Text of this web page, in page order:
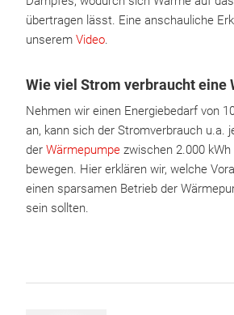
übertragen lässt. Eine anschauliche
unserem Video.
Wie viel Strom verbraucht eine
Nehmen wir einen Energiebedarf von
an, kann sich der Stromverbrauch u.a.
der Wärmepumpe zwischen 2.000
bewegen. Hier erklären wir, welche
einen sparsamen Betrieb der
sein sollten.